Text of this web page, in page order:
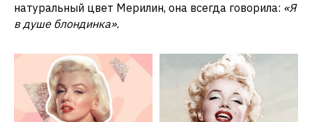
натуральный цвет Мерилин, она всегда говорила: «Я
в душе блондинка».